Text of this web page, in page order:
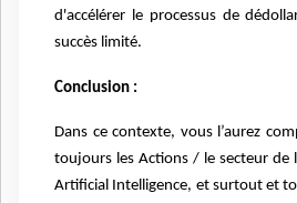
d'accélérer le processus de
succès limité.
Conclusion :
Dans ce contexte, vous l’aurez
toujours les Actions / le secteur de
Artificial Intelligence, et surtout et